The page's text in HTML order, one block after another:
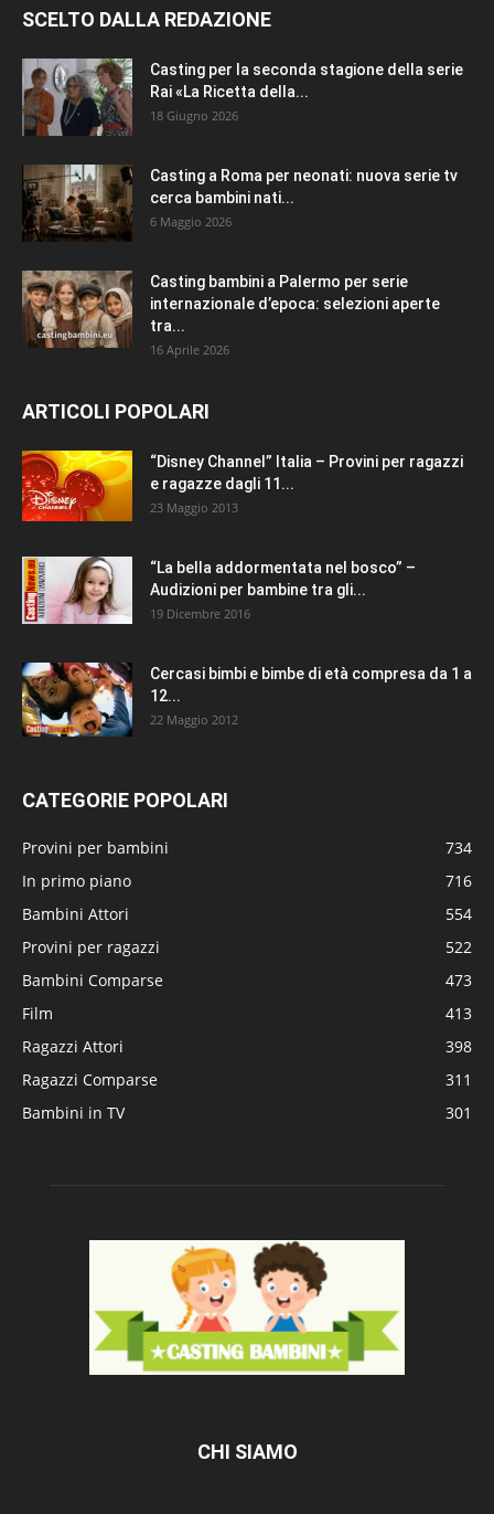
SCELTO DALLA REDAZIONE
Casting per la seconda stagione della serie
Rai «La Ricetta della...
18 Giugno 2026
Casting a Roma per neonati: nuova serie tv
cerca bambini nati...
6 Maggio 2026
Casting bambini a Palermo per serie
internazionale d’epoca: selezioni aperte
tra...
16 Aprile 2026
ARTICOLI POPOLARI
“Disney Channel” Italia – Provini per ragazzi
e ragazze dagli 11...
23 Maggio 2013
“La bella addormentata nel bosco” –
Audizioni per bambine tra gli...
19 Dicembre 2016
Cercasi bimbi e bimbe di età compresa da 1 a
12...
22 Maggio 2012
CATEGORIE POPOLARI
Provini per bambini
734
In primo piano
716
Bambini Attori
554
Provini per ragazzi
522
Bambini Comparse
473
Film
413
Ragazzi Attori
398
Ragazzi Comparse
311
Bambini in TV
301
CHI SIAMO